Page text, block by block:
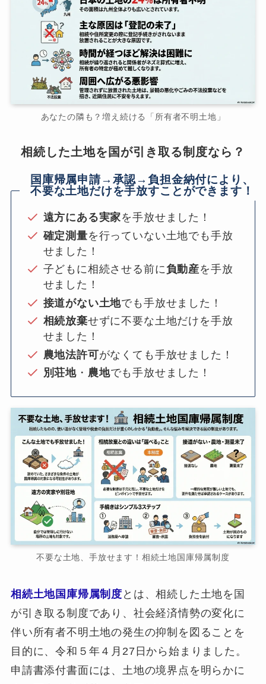
あなたの隣も？増え続ける「所有者不明土地」
相続した土地を国が引き取る制度なら？
国庫帰属申請→承認→負担金納付により、
不要な土地だけを手放すことができます！
遠方にある実家を手放せました！
確定測量を行っていない土地でも手放
せました！
子どもに相続させる前に負動産を手放
せました！
接道がない土地でも手放せました！
相続放棄せずに不要な土地だけを手放
せました！
農地法許可がなくても手放せました！
別荘地 ・ 農地でも手放せました！
不要な土地、手放せます！相続土地国庫帰属制度
相続土地国庫帰属制度 とは、相続した土地を国
が引き取る制度であり、社会経済情勢の変化に
伴い所有者不明土地の発生の抑制を図ることを
目的に、令和５年４月27日から始まりました。
申請書添付書面には、土地の境界点を明らかに